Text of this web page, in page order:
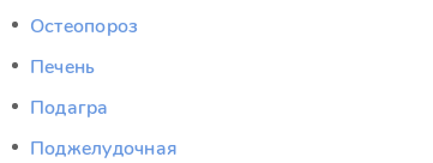
Остеопороз
Печень
Подагра
Поджелудочная